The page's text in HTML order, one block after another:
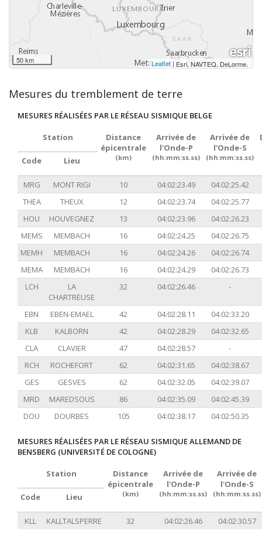
50 km Leaflet | Esri, NAVTEQ, DeLorme,
Mesures du tremblement de terre
MESURES RÉALISÉES PAR LE RÉSEAU SISMIQUE BELGE
Station
Distance
épicentrale
(km)
Arrivée de
l'Onde-P
(hh:mm:ss.ss)
Arrivée de
l'Onde-S
(hh:mm:ss.ss)
Code Lieu
MRG MONT RIGI 10 04:02:23.49
04:02:25.42
THEA
THEUX 12 04:02:23.74
04:02:25.77
HOU
HOUVEGNEZ 13 04:02:23.96
04:02:26.23
MEMS
MEMBACH 16 04:02:24.25
04:02:26.75
MEMH
MEMBACH 16 04:02:24.26
04:02:26.74
MEMA
MEMBACH 16 04:02:24.29
04:02:26.73
LCH
LA
CHARTREUSE
32 04:02:26.46 -
EBN EBEN-EMAEL 42 04:02:28.11
04:02:33.20
KLB
KALBORN 42 04:02:28.29
04:02:32.65
CLA
CLAVIER 47 04:02:28.57
-
RCH
ROCHEFORT 62 04:02:31.65
04:02:38.67
GES
GESVES 62 04:02:32.05
04:02:39.07
MRD
MAREDSOUS 86 04:02:35.09
04:02:45.39
DOU
DOURBES 105 04:02:38.17 04:02:50.35
MESURES RÉALISÉES PAR LE RÉSEAU SISMIQUE ALLEMAND DE
BENSBERG (UNIVERSITÉ DE COLOGNE)
Station
Distance
épicentrale
(km)
Arrivée de
l'Onde-P
(hh:mm:ss.ss)
Arrivée de
l'Onde-S
(hh:mm:ss.ss)
Code Lieu
KLL KALLTALSPERRE 32 04:02:26.46 04:02:30.57